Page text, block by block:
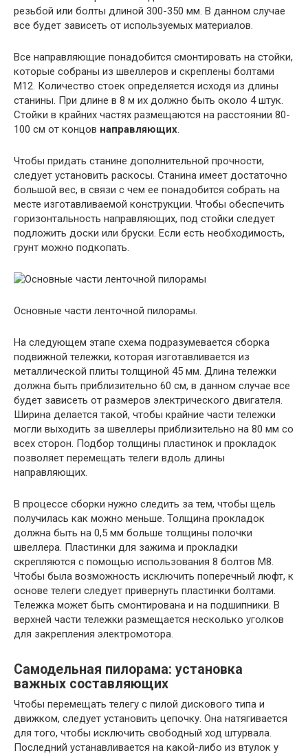
резьбой или болты длиной 300-350 мм. В данном случае
все будет зависеть от используемых материалов.
Все направляющие понадобится смонтировать на стойки,
которые собраны из швеллеров и скреплены болтами
М12. Количество стоек определяется исходя из длины
станины. При длине в 8 м их должно быть около 4 штук.
Стойки в крайних частях размещаются на расстоянии 80-
100 см от концов направляющих.
Чтобы придать станине дополнительной прочности,
следует установить раскосы. Станина имеет достаточно
большой вес, в связи с чем ее понадобится собрать на
месте изготавливаемой конструкции. Чтобы обеспечить
горизонтальность направляющих, под стойки следует
подложить доски или бруски. Если есть необходимость,
грунт можно подкопать.
Основные части ленточной пилорамы.
На следующем этапе схема подразумевается сборка
подвижной тележки, которая изготавливается из
металлической плиты толщиной 45 мм. Длина тележки
должна быть приблизительно 60 см, в данном случае все
будет зависеть от размеров электрического двигателя.
Ширина делается такой, чтобы крайние части тележки
могли выходить за швеллеры приблизительно на 80 мм со
всех сторон. Подбор толщины пластинок и прокладок
позволяет перемещать телеги вдоль длины
направляющих.
В процессе сборки нужно следить за тем, чтобы щель
получилась как можно меньше. Толщина прокладок
должна быть на 0,5 мм больше толщины полочки
швеллера. Пластинки для зажима и прокладки
скрепляются с помощью использования 8 болтов М8.
Чтобы была возможность исключить поперечный люфт, к
основе телеги следует привернуть пластинки болтами.
Тележка может быть смонтирована и на подшипники. В
верхней части тележки размещается несколько уголков
для закрепления электромотора.
Самодельная пилорама: установка
важных составляющих
Чтобы перемещать телегу с пилой дискового типа и
движком, следует установить цепочку. Она натягивается
для того, чтобы исключить свободный ход штурвала.
Последний устанавливается на какой-либо из втулок у